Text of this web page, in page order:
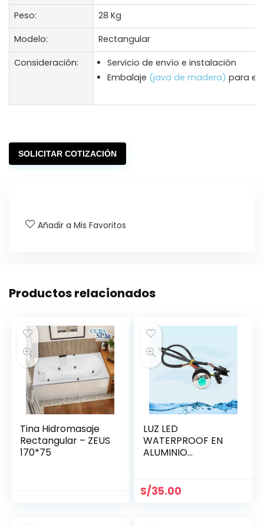
Peso:
28 Kg
Modelo:
Rectangular
Consideración:
Servicio de envío e instalación
Embalaje (java de madera) para
SOLICITAR COTIZACIÓN
Añadir a Mis Favoritos
Productos relacionados
Tina Hidromasaje
Rectangular – ZEUS
170*75
LUZ LED
WATERPROOF EN
ALUMINIO
S/35.00